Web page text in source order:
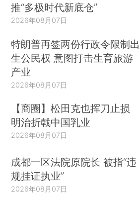
推“多极时代新底仓”
2026年08月07日
特朗普再签两份行政令限制出
生公民权 意图打击生育旅游
产业
2026年08月07日
【商圈】松田克也挥刀止损
明治折戟中国乳业
2026年08月07日
成都一区法院原院长 被指“违
规挂证执业”
2026年08月07日